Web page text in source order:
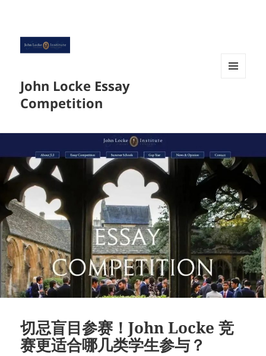
John Locke Essay
Competition
切忌盲目参赛！John Locke 竞
赛更适合哪几类学生参与？